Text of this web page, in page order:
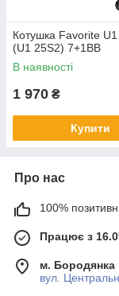
Котушка Favorite
(U1 25S2) 7+1BB
В наявності
1 970 ₴
Купити
Про нас
100%
Працює з
м. Бородянка
вул.